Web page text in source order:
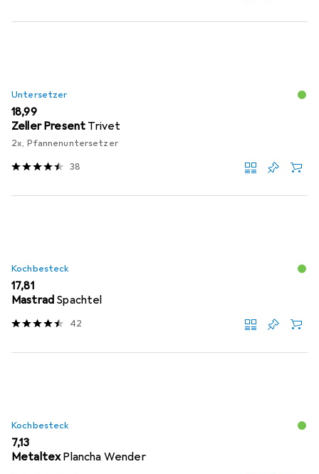
Untersetzer
EUR
18,99
Zeller Present Trivet
2x, Pfannenuntersetzer
38
Kochbesteck
EUR
17,81
Mastrad Spachtel
42
Kochbesteck
EUR
7,13
MetaltexPlancha Wender